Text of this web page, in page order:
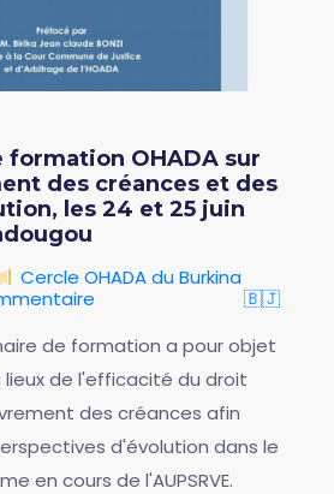
formation OHADA sur
des créances et des
les 24 et 25 juin
Cercle OHADA du Burkina
🇧🇯
de formation a pour objet
de l'efficacité du droit
des créances afin
d'évolution dans le
en cours de l'AUPSRVE.